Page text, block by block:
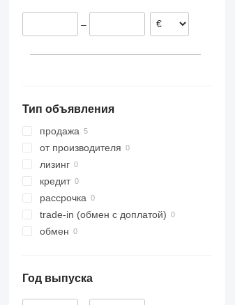
–
Тип объявления
продажа
от производителя
лизинг
кредит
рассрочка
trade-in (обмен с доплатой)
обмен
Год выпуска